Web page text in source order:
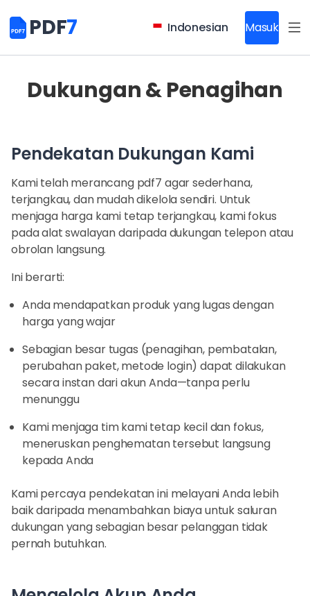
PDF7 Indonesian Masuk
Dukungan & Penagihan
Pendekatan Dukungan Kami
Kami telah merancang pdf7 agar sederhana,
terjangkau, dan mudah dikelola sendiri. Untuk
menjaga harga kami tetap terjangkau, kami fokus
pada alat swalayan daripada dukungan telepon atau
obrolan langsung.
Ini berarti:
Anda mendapatkan produk yang lugas dengan
harga yang wajar
Sebagian besar tugas (penagihan, pembatalan,
perubahan paket, metode login) dapat dilakukan
secara instan dari akun Anda—tanpa perlu
menunggu
Kami menjaga tim kami tetap kecil dan fokus,
meneruskan penghematan tersebut langsung
kepada Anda
Kami percaya pendekatan ini melayani Anda lebih
baik daripada menambahkan biaya untuk saluran
dukungan yang sebagian besar pelanggan tidak
pernah butuhkan.